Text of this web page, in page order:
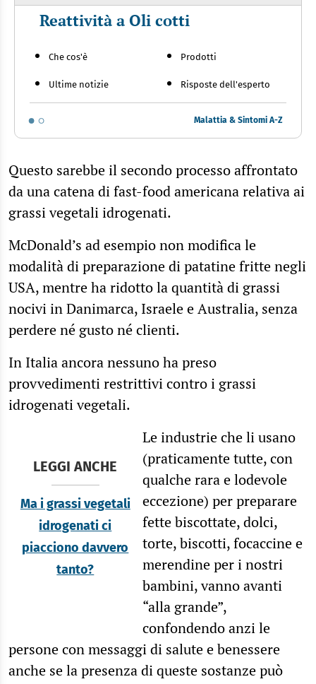
Reattività a Oli cotti
Che cos'è
Ultime notizie
Prodotti
Risposte dell'esperto
Malattia & Sintomi A-Z
Questo sarebbe il secondo processo affrontato
da una catena di fast-food americana relativa ai
grassi vegetali idrogenati.
McDonald’s ad esempio non modifica le
modalità di preparazione di patatine fritte negli
USA, mentre ha ridotto la quantità di grassi
nocivi in Danimarca, Israele e Australia, senza
perdere né gusto né clienti.
In Italia ancora nessuno ha preso
provvedimenti restrittivi contro i grassi
idrogenati vegetali.
LEGGI ANCHE
Ma i grassi vegetali
idrogenati ci
piacciono davvero
tanto?
Le industrie che li usano
(praticamente tutte, con
qualche rara e lodevole
eccezione) per preparare
fette biscottate, dolci,
torte, biscotti, focaccine e
merendine per i nostri
bambini, vanno avanti
“alla grande”,
confondendo anzi le
persone con messaggi di salute e benessere
anche se la presenza di queste sostanze può